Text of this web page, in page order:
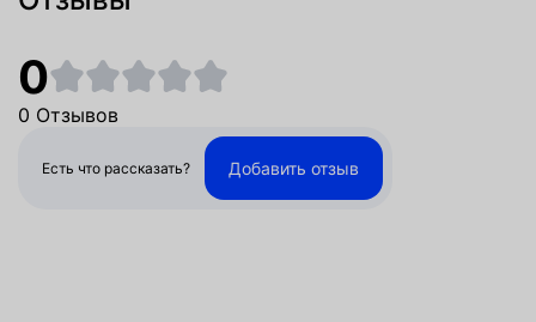
0
0 Отзывов
Есть что рассказать? Добавить отзыв